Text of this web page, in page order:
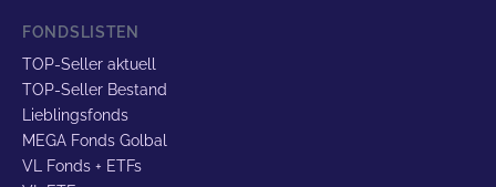
FONDSLISTEN
TOP-Seller aktuell
TOP-Seller Bestand
Lieblingsfonds
MEGA Fonds Golbal
VL Fonds + ETFs